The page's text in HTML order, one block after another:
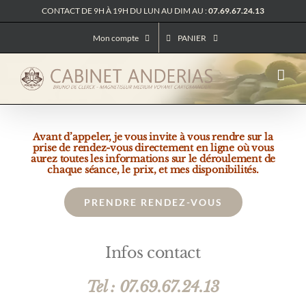
au
CONTACT DE 9H À 19H DU LUN AU DIM AU :07.69.67.24.13
Mon compte PANIER
Avant d’appeler, je vous invite à vous rendre sur la
prise de rendez-vous directement en ligne où vous
aurez toutes les informations sur le déroulement de
chaque séance, le prix, et mes disponibilités.
PRENDRE RENDEZ-VOUS
Infos contact
Tel : 07.69.67.24.13